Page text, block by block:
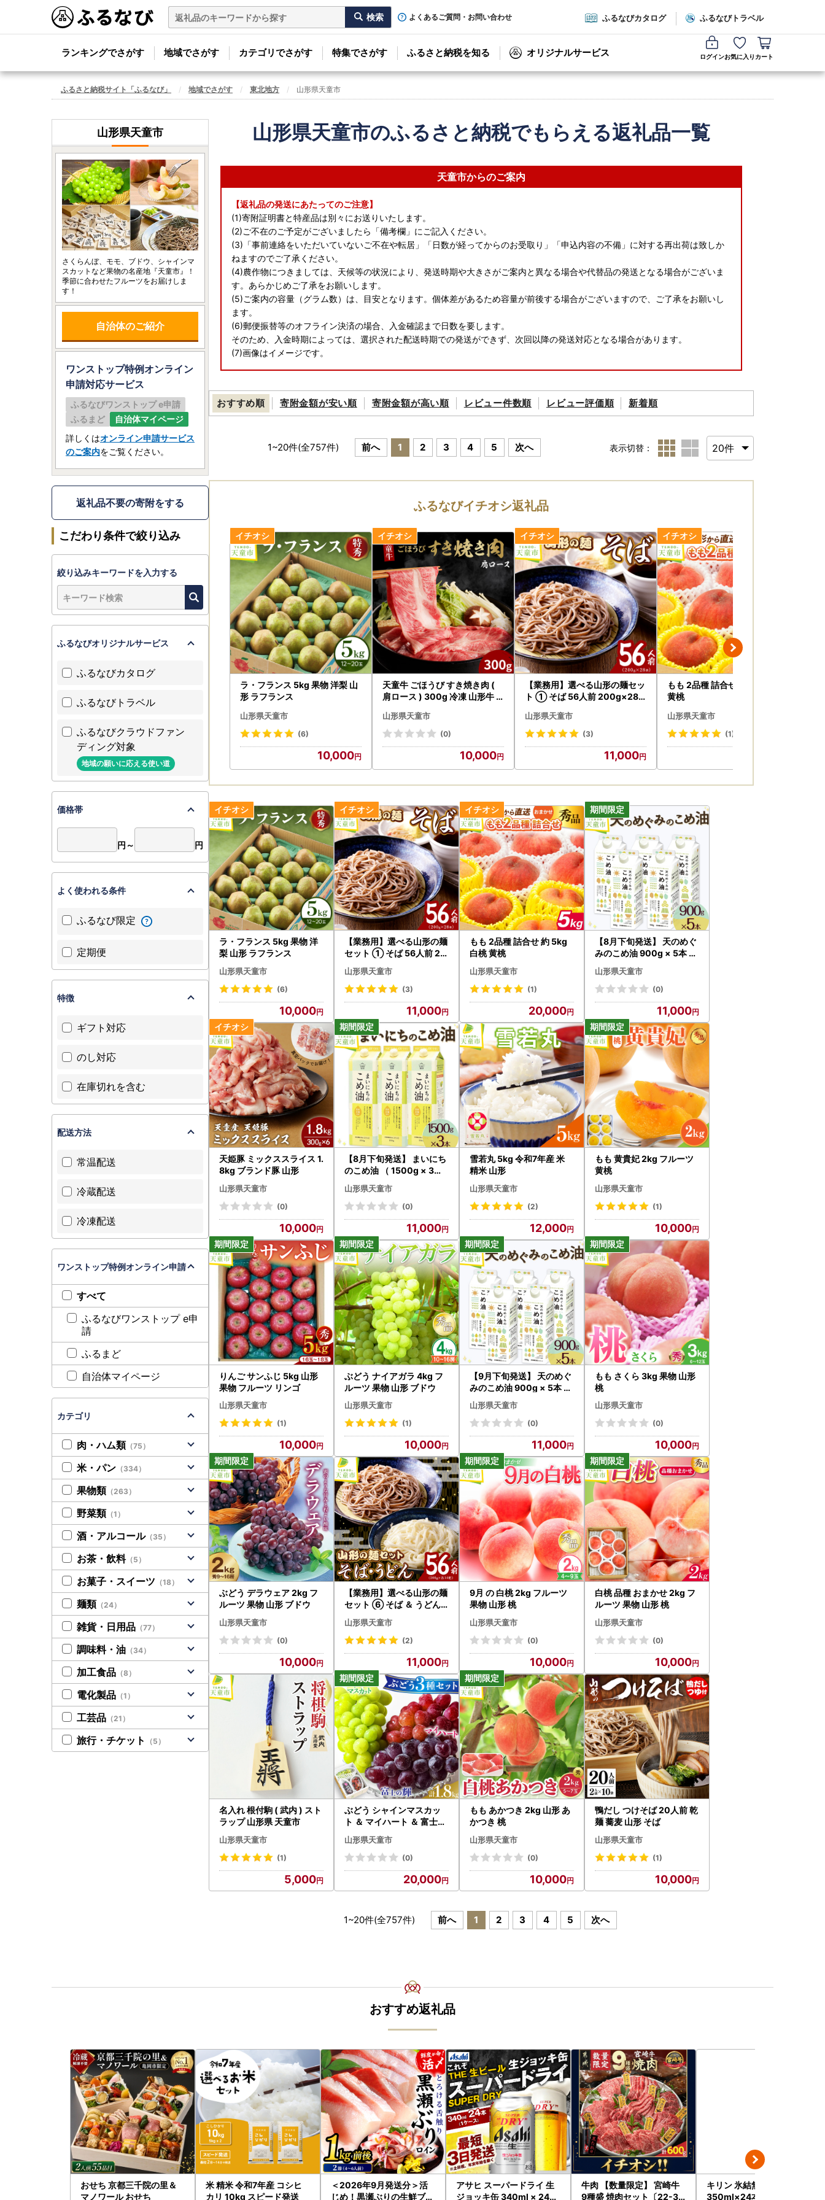
よくあるご質問・お問い合わせ ふるなびカタログ ふるなびトラベル
ランキングでさがす 地域でさがす カテゴリでさがす 特集でさがす ふるさと納税を知る オリジナルサービス ログインお気に入り カート
ふるさと納税サイト「ふるなび」 地域でさがす 東北地方 山形県天童市
山形県天童市のふるさと納税でもらえる返礼品一覧
天童市からのご案内
【返礼品の発送にあたってのご注意】
(1)寄附証明書と特産品は別々にお送りいたします。
(2)ご不在のご予定がございましたら「備考欄」にご記入ください。
(3)「事前連絡をいただいていないご不在や転居」「日数が経ってからのお受取り」「申込内容の不備」に対する再出荷は致しか
ねますのでご了承ください。
(4)農作物につきましては、天候等の状況により、発送時期や大きさがご案内と異なる場合や代替品の発送となる場合がございま
す。あらかじめご了承をお願いします。
(5)ご案内の容量（グラム数）は、目安となります。個体差があるため容量が前後する場合がございますので、ご了承をお願いし
ます。
(6)郵便振替等のオフライン決済の場合、入金確認まで日数を要します。
そのため、入金時期によっては、選択された配送時期での発送ができず、次回以降の発送対応となる場合があります。
(7)画像はイメージです。
おすすめ順 寄附金額が安い順 寄附金額が高い順 レビュー件数順 レビュー評価順 新着順
1~20件(全757件) 前へ 1 2 3 4 5 次へ 表示切替：
ふるなびイチオシ返礼品
ラ・フランス 5kg 果物 洋梨 山
形 ラフランス
山形県天童市
(6)
10,000
天童牛 ごほうび すき焼き肉 (
肩ロース ) 300g 冷凍 山形牛
山形県天童市
(0)
10,000
【業務用】選べる山形の麺セッ
ト ① そば 56人前 200g×28
山形県天童市
(3)
11,000
もも 2品種 詰合せ 約 5kg 白桃
黄桃
山形県天童市
(1)
ラ・フランス 5kg 果物 洋
梨 山形 ラフランス
山形県天童市
(6)
10,000
【業務用】選べる山形の麺
セット ① そば 56人前 20
0g×28袋 蕎麦
山形県天童市
(3)
11,000
もも 2品種 詰合せ 約 5kg
白桃 黄桃
山形県天童市
(1)
20,000
【8月下旬発送】 天のめぐ
みのこめ油 900g × 5本 米
油
山形県天童市
(0)
11,000
天姫豚 ミックススライス 1.
8kg ブランド豚 山形
山形県天童市
(0)
10,000
【8月下旬発送】 まいにち
のこめ油 （ 1500g × 3本
） 米油
山形県天童市
(0)
11,000
雪若丸 5kg 令和7年産 米
精米 山形
山形県天童市
(2)
12,000
もも 黄貴妃 2kg フルーツ
黄桃
山形県天童市
(1)
10,000
りんご サンふじ 5kg 山形
果物 フルーツ リンゴ
山形県天童市
(1)
10,000
ぶどう ナイアガラ 4kg フ
ルーツ 果物 山形 ブドウ
山形県天童市
(1)
10,000
【9月下旬発送】 天のめぐ
みのこめ油 900g × 5本 米
油
山形県天童市
(0)
11,000
もも さくら 3kg 果物 山形
桃
山形県天童市
(0)
10,000
ぶどう デラウェア 2kg フ
ルーツ 果物 山形 ブドウ
山形県天童市
(0)
10,000
【業務用】選べる山形の麺
セット ⑥ そば ＆ うどん
セット 計28袋
山形県天童市
(2)
11,000
9月 の 白桃 2kg フルーツ
果物 山形 桃
山形県天童市
(0)
10,000
白桃 品種 おまかせ 2kg フ
ルーツ 果物 山形 桃
山形県天童市
(0)
10,000
名入れ 根付駒 ( 武内 ) スト
ラップ 山形県 天童市
山形県天童市
(1)
5,000
ぶどう シャインマスカッ
ト ＆ マイハート ＆ 富士の
輝 約1.8kg
山形県天童市
(0)
20,000
もも あかつき 2kg 山形 あ
かつき 桃
山形県天童市
(0)
10,000
鴨だし つけそば 20人前 乾
麺 蕎麦 山形 そば
山形県天童市
(1)
10,000
1~20件(全757件) 前へ 1 2 3 4 5 次へ
山形県天童市
さくらんぼ、モモ、ブドウ、シャインマ
スカットなど果物の名産地『天童市』！
季節に合わせたフルーツをお届けしま
す！
自治体のご紹介
ワンストップ特例オンライン
申請対応サービス
ふるなびワンストップ e申請
ふるまど
自治体マイページ
詳しくはオンライン申請サービス
のご案内をご覧ください。
返礼品不要の寄附をする
こだわり条件で絞り込み
絞り込みキーワードを入力する
ふるなびオリジナルサービス
ふるなびカタログ
ふるなびトラベル
ふるなびクラウドファン
ディング対象
地域の願いに応える使い道
価格帯
円～ 円
よく使われる条件
ふるなび限定
定期便
特徴
ギフト対応
のし対応
在庫切れを含む
配送方法
常温配送
冷蔵配送
冷凍配送
ワンストップ特例オンライン申請
すべて
ふるなびワンストップ e申
請
ふるまど
自治体マイページ
カテゴリ
肉・ハム類 （75）
米・パン （334）
果物類 （263）
野菜類 （1）
酒・アルコール（35）
お茶・飲料（5）
お菓子・スイーツ （18）
麺類 （24）
雑貨・日用品 （77）
調味料・油 （34）
加工食品 （8）
電化製品 （1）
工芸品 （21）
旅行・チケット （5）
おすすめ返礼品
おせち 京都三千院の里＆
マノワール おせち
米 精米 令和7年産 コシヒ
カリ 10kg スピード発送
＜2026年9月発送分＞活
じめ！黒瀬ぶりの生鮮ブリ
アサヒ スーパードライ 生
ジョッキ缶 340ml × 24本
牛肉 【数量限定】 宮崎牛
9種盛 焼肉セット〔22-31
キリン 氷結無糖レモン7％
350ml×24本｜氷結 チュ